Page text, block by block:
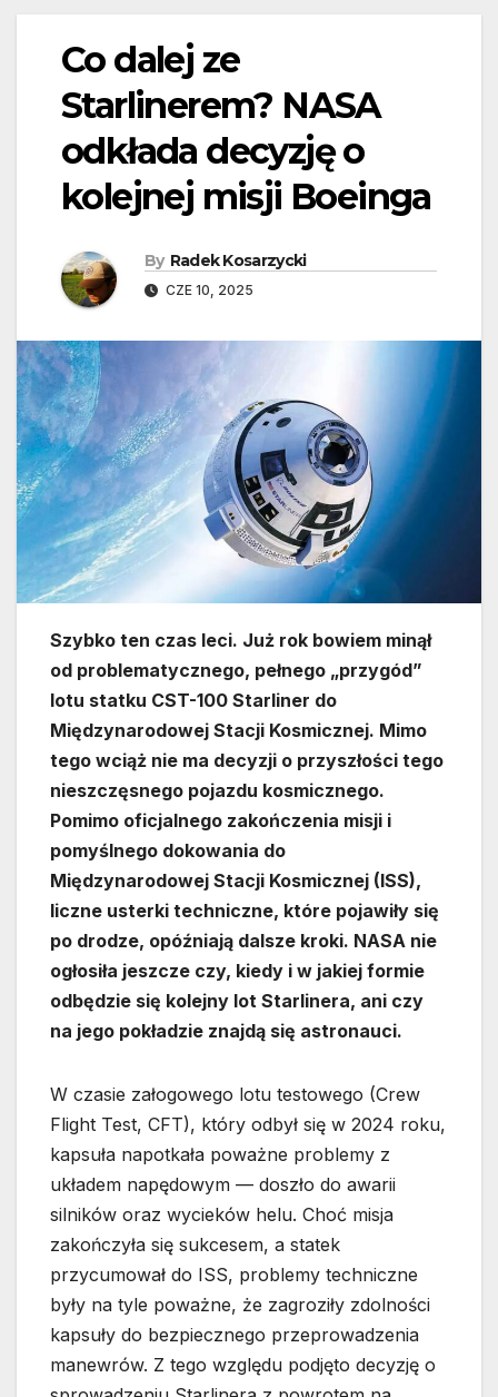
Co dalej ze
Starlinerem? NASA
odkłada decyzję o
kolejnej misji Boeinga
By Radek Kosarzycki
CZE 10, 2025
Szybko ten czas leci. Już rok bowiem minął
od problematycznego, pełnego „przygód”
lotu statku CST-100 Starliner do
Międzynarodowej Stacji Kosmicznej. Mimo
tego wciąż nie ma decyzji o przyszłości tego
nieszczęsnego pojazdu kosmicznego.
Pomimo oficjalnego zakończenia misji i
pomyślnego dokowania do
Międzynarodowej Stacji Kosmicznej (ISS),
liczne usterki techniczne, które pojawiły się
po drodze, opóźniają dalsze kroki. NASA nie
ogłosiła jeszcze czy, kiedy i w jakiej formie
odbędzie się kolejny lot Starlinera, ani czy
na jego pokładzie znajdą się astronauci.
W czasie załogowego lotu testowego (Crew
Flight Test, CFT), który odbył się w 2024 roku,
kapsuła napotkała poważne problemy z
układem napędowym — doszło do awarii
silników oraz wycieków helu. Choć misja
zakończyła się sukcesem, a statek
przycumował do ISS, problemy techniczne
były na tyle poważne, że zagroziły zdolności
kapsuły do bezpiecznego przeprowadzenia
manewrów. Z tego względu podjęto decyzję o